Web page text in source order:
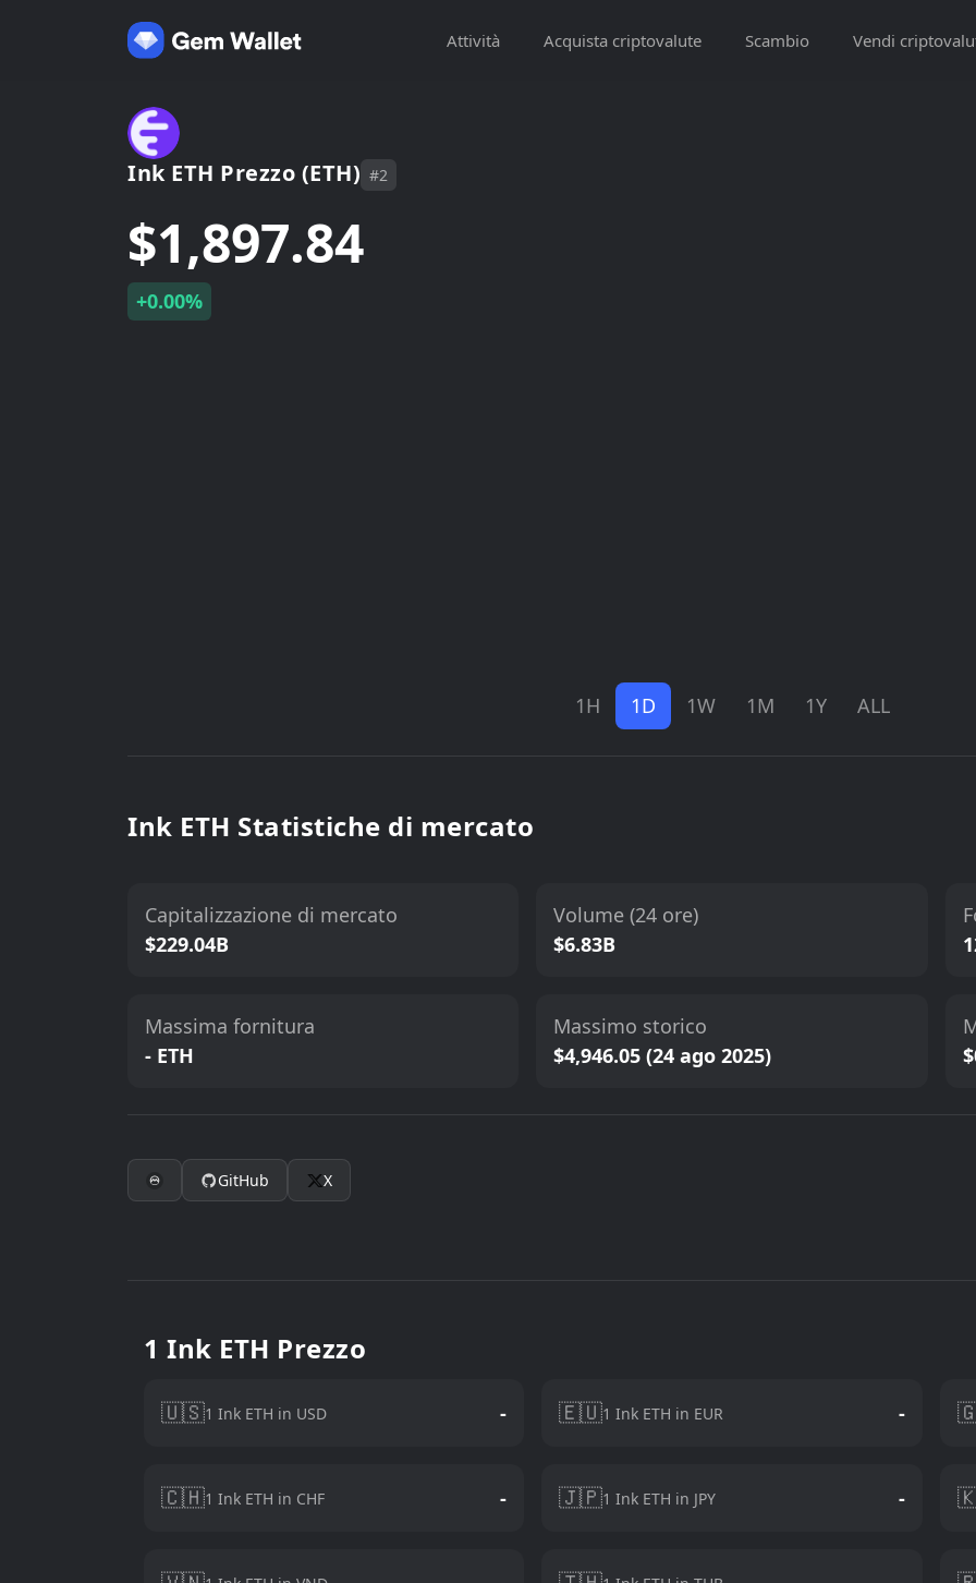
Attività Acquista criptovalute Scambio Vendi
Ink ETH Prezzo (ETH) #2
$1,897.84
+0.00%
1H 1D 1W 1M 1Y ALL
Ink ETH Statistiche di mercato
Capitalizzazione di mercato
$229.04B
Volume (24 ore)
$6.83B
Massima fornitura
- ETH
Massimo storico
$4,946.05 (24 ago 2025)
GitHub X
1 Ink ETH Prezzo
🇺🇸1 Ink ETH in USD - 🇪🇺1 Ink ETH in EUR -
🇨🇭1 Ink ETH in CHF - 🇯🇵1 Ink ETH in JPY -